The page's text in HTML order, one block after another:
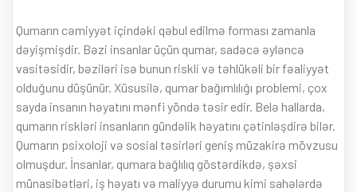
Qumarın cəmiyyət içindəki qəbul edilmə forması zamanla
dəyişmişdir. Bəzi insanlar üçün qumar, sadəcə əyləncə
vasitəsidir, bəziləri isə bunun riskli və təhlükəli bir fəaliyyət
olduğunu düşünür. Xüsusilə, qumar bağımlılığı problemi, çox
sayda insanın həyatını mənfi yöndə təsir edir. Belə hallarda,
qumarın riskləri insanların gündəlik həyatını çətinləşdirə bilər.
Qumarın psixoloji və sosial təsirləri geniş müzakirə mövzusu
olmuşdur. İnsanlar, qumara bağlılıq göstərdikdə, şəxsi
münasibətləri, iş həyatı və maliyyə durumu kimi sahələrdə